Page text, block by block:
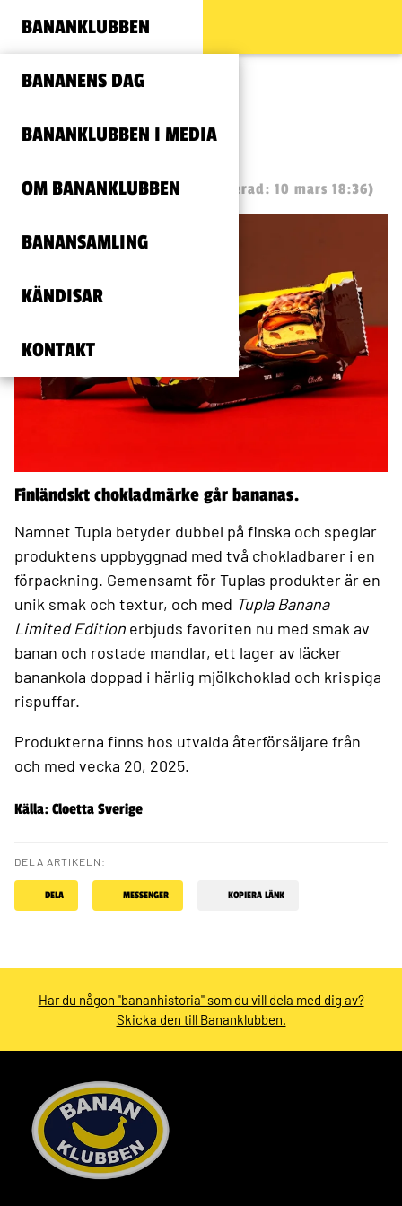
BANANKLUBBEN
BANANENS DAG
BANANKLUBBEN I MEDIA
OM BANANKLUBBEN
BANANSAMLING
KÄNDISAR
KONTAKT
Publicerad: 9 maj, 2025 (Uppdaterad: 10 mars 18:36)
Finländskt chokladmärke går bananas.
Namnet Tupla betyder dubbel på finska och speglar
produktens uppbyggnad med två chokladbarer i en
förpackning. Gemensamt för Tuplas produkter är en
unik smak och textur, och med Tupla Banana
Limited Edition erbjuds favoriten nu med smak av
banan och rostade mandlar, ett lager av läcker
banankola doppad i härlig mjölkchoklad och krispiga
rispuffar.
Produkterna finns hos utvalda återförsäljare från
och med vecka 20, 2025.
Källa: Cloetta Sverige
DELA ARTIKELN:
DELA MESSENGER KOPIERA LÄNK
Har du någon "bananhistoria" som du vill dela med dig av?
Skicka den till Bananklubben.